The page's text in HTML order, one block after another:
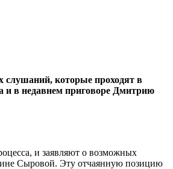
слушаний, которые проходят в
и в недавнем приговоре Дмитрию
и заявляют о возможных
Сыровой. Эту отчаянную позицию